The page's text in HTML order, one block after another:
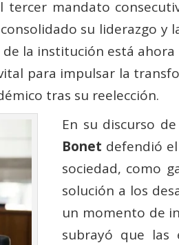
tercer mandato
su liderazgo y
la institución está
para impulsar la
tras su reelección.
En su discurso
Bonet defendió
sociedad, como
solución a los
un momento de
subrayó que las